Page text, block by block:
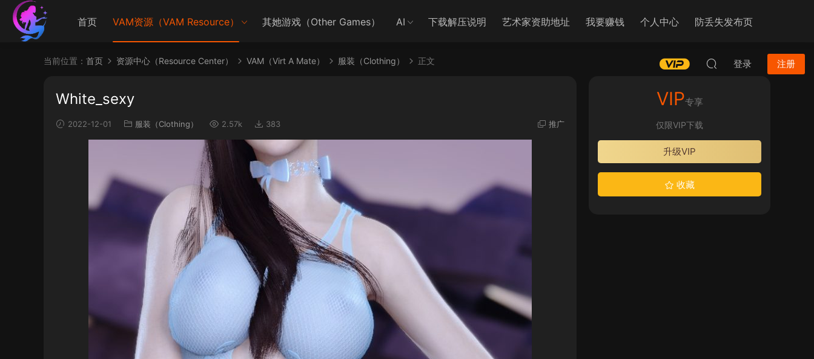
首页 VAM资源（VAM Resource） 其她游戏（Other Games） AI 下载解压说明 艺术家资助地址 我要赚钱 个人中心 防丢失发布页
登录 注册
当前位置： 首页 资源中心（Resource Center） VAM（Virt A Mate） 服装（Clothing） 正文
White_sexy
2022-12-01 服装（Clothing） 2.57k 383 推广
VIP专享
仅限VIP下载
升级VIP
收藏